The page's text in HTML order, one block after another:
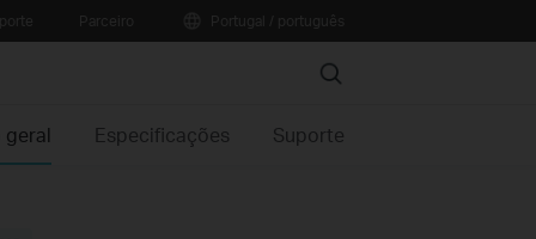
Search
geral Especificações Suporte